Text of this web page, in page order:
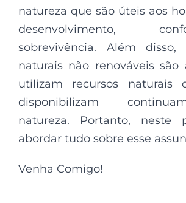
natureza que são úteis aos
desenvolvimento,
sobrevivência. Além disso,
naturais não renováveis são
utilizam recursos naturais
disponibilizam
natureza. Portanto, neste
abordar tudo sobre esse
Venha Comigo!